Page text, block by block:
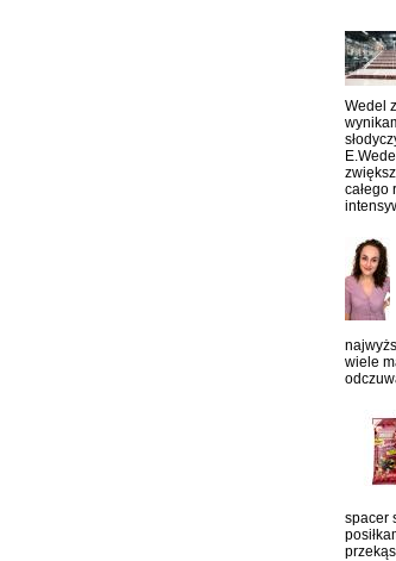
Wedel
całego
wiele
spacer